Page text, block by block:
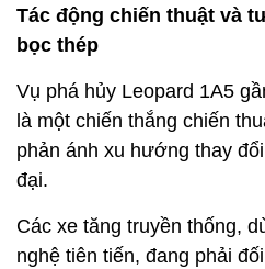
Tác động chiến thuật và
bọc thép
Vụ phá hủy Leopard 1A5
là một chiến thắng chiến
phản ánh xu hướng thay
đại.
Các xe tăng truyền thống,
nghệ tiên tiến, đang phải